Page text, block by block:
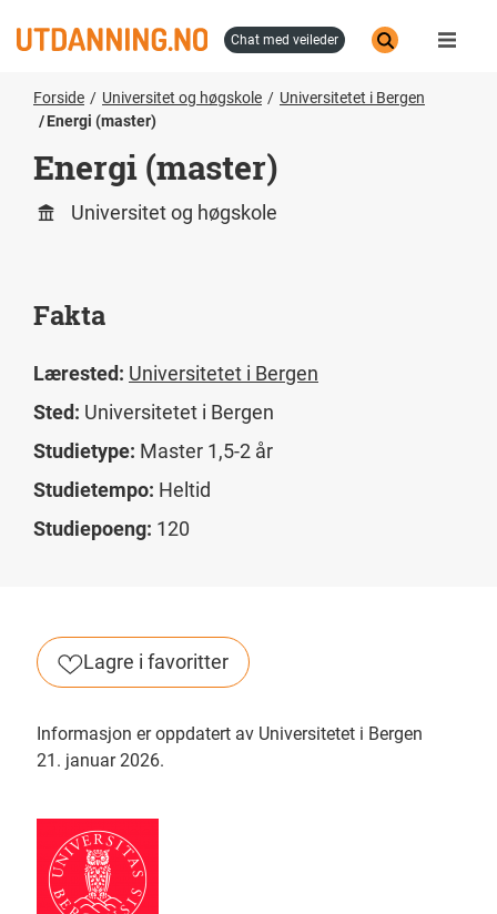
til
chat med veileder
Forside Universitet og høgskole
Universitetet i Bergen
Energi (master)
Energi (master)
Universitet og høgskole
Fakta
Lærested: Universitetet i Bergen
Sted: Universitetet i Bergen
Studietype: Master 1,5-2 år
Studietempo: Heltid
Studiepoeng: 120
Lagre i favoritter
Informasjon er oppdatert av Universitetet i Bergen
21. januar 2026.